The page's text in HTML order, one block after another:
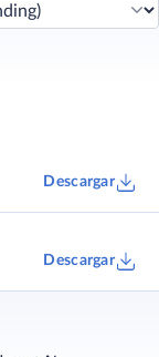
Descargar
Descargar